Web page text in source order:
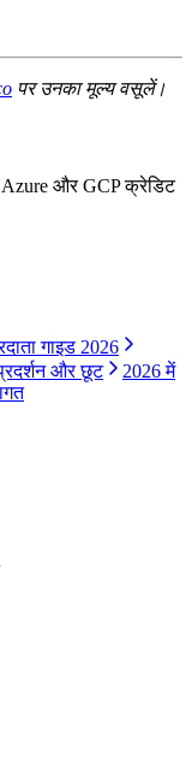
पर उनका मूल्य वसूलें।
Azure और GCP क्रेडिट
गाइड 2026
और छूट
2026 में